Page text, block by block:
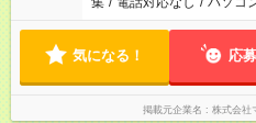
気になる！ 応
掲載元企業名 株式会社